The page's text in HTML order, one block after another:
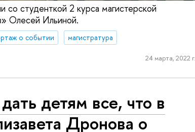
студенткой 2 курса магистерской
Олесей Ильиной.
о событии
магистратура
24 марта, 2022 г.
детям все, что в
Дронова о